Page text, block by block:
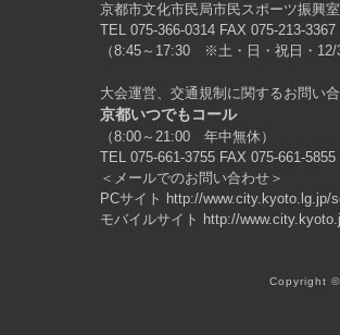
京都市文化市民局市民スポーツ振興
TEL 075-366-0314 FAX 075-213-3367
（8:45～17:30 ※土・日・祝日・12/
大会運営、交通規制に関するお問い
京都いつでもコール
（8:00～21:00 年中無休）
TEL 075-661-3755 FAX 075-661-5855
＜メールでのお問い合わせ＞
PCサイト http://www.city.kyoto.lg.jp/
モバイルサイト http://
Copyright ©